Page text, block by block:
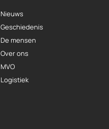
Nieuws
Geschiedenis
De mensen
Over ons
MVO
Logistiek